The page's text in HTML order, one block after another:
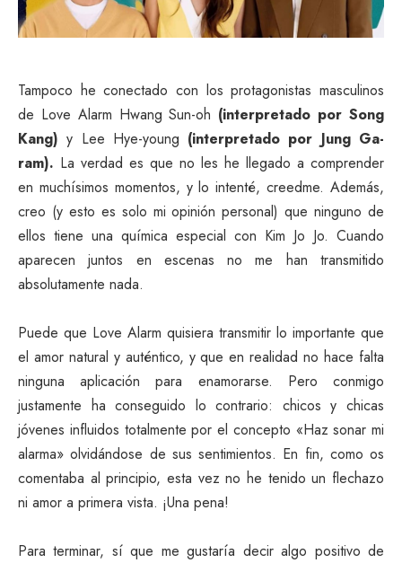
Tampoco he conectado con los protagonistas masculinos
de Love Alarm Hwang Sun-oh (interpretado por Song
Kang)y Lee Hye-young (interpretado por Jung Ga-
ram). La verdad es que no les he llegado a comprender
en muchísimos momentos, y lo intenté, creedme. Además,
creo (y esto es solo mi opinión personal) que ninguno de
ellos tiene una química especial con Kim Jo Jo. Cuando
aparecen juntos en escenas no me han transmitido
absolutamente nada.
Puede que Love Alarm quisiera transmitir lo importante que
el amor natural y auténtico, y que en realidad no hace falta
ninguna aplicación para enamorarse. Pero conmigo
justamente ha conseguido lo contrario: chicos y chicas
jóvenes influidos totalmente por el concepto «Haz sonar mi
alarma» olvidándose de sus sentimientos. En fin, como os
comentaba al principio, esta vez no he tenido un flechazo
ni amor a primera vista. ¡Una pena!
Para terminar, sí que me gustaría decir algo positivo de